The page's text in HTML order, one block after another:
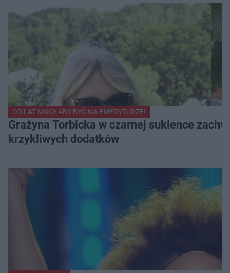
OD LAT MOGŁABY BYĆ NA EMERYTURZE!
Grażyna Torbicka w czarnej sukience
krzykliwych dodatków